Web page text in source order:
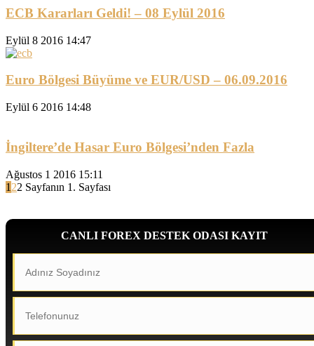
ECB Kararları Geldi! – 08 Eylül 2016
Eylül 8 2016 14:47
Euro Bölgesi Büyüme ve EUR/USD – 06.09.2016
Eylül 6 2016 14:48
İngiltere’de Hasar Euro Bölgesi’nden Fazla
Ağustos 1 2016 15:11
1 22 Sayfanın 1. Sayfası
CANLI FOREX DESTEK ODASI KAYIT